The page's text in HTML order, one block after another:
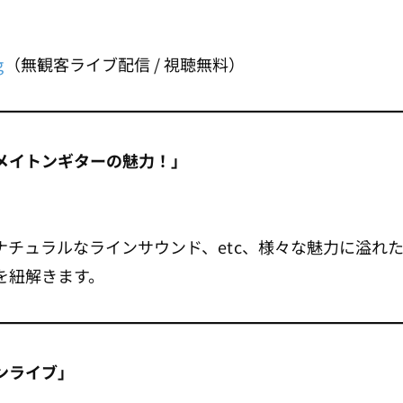
（無観客ライブ配信 / 視聴無料）
トンギターの魅力！」
ュラルなラインサウンド、etc、様々な魅力に溢れた
解きます。
イブ」